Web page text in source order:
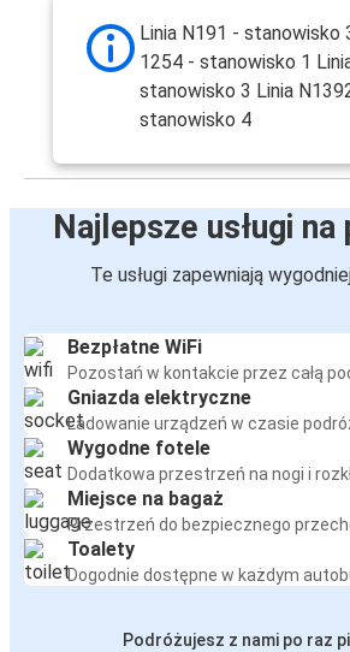
Linia N191 - stanowisko
1254 - stanowisko 1
stanowisko 3 Linia
stanowisko 4
Najlepsze usługi na
Te usługi zapewniają
Bezpłatne WiFi
Pozostań w kontakcie przez całą
Gniazda elektryczne
Ładowanie urządzeń w czasie
Wygodne fotele
Dodatkowa przestrzeń na nogi i
Miejsce na bagaż
Przestrzeń do bezpiecznego
Toalety
Dogodnie dostępne w każdym
Podróżujesz z nami po raz